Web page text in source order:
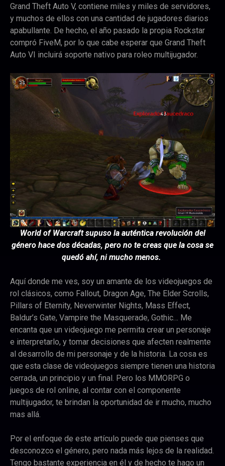
Grand Theft Auto V, contiene miles y miles de servidores,
y muchos de ellos con una cantidad de jugadores diarios
apabullante. De hecho, el año pasado la propia Rockstar
compró FiveM, por lo que cabe esperar que Grand Theft
Auto VI incluirá soporte nativo para roleo multijugador.
World of Warcraft supuso la auténtica revolución del
género hace dos décadas, pero no te creas que la cosa se
quedó ahí, ni mucho menos.
Aquí donde me ves, soy un amante de los videojuegos de
rol clásicos, como Fallout, Dragon Age, The Elder Scrolls,
Pillars of Eternity, Neverwinter Nights, Mass Effect,
Baldur’s Gate, Vampire the Masquerade, Gothic… Me
encanta que un videojuego me permita crear un personaje
e interpretarlo, y tomar decisiones que afecten realmente
al desarrollo de mi personaje y de la historia. La cosa es
que esta clase de videojuegos siempre tienen una historia
cerrada, un principio y un final. Pero los MMORPG o
juegos de rol online, al contar con el componente
multijugador, te brindan la oportunidad de ir mucho, mucho
mas allá.
Por el enfoque de este artículo puede que pienses que
desconozco el género, pero nada más lejos de la realidad.
Tengo bastante experiencia en él y de hecho te hago un